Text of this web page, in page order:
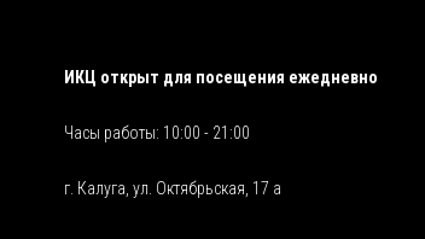
ИКЦ открыт для посещения ежедневно
Часы работы: 10:00 - 21:00
г. Калуга, ул. Октябрьская, 17 а